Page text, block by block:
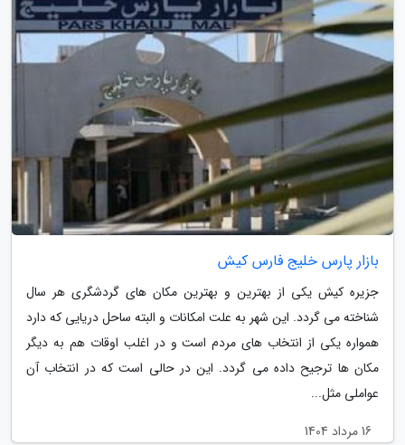
بازار پارس خلیج فارس کیش
جزیره کیش یکی از بهترین و بهترین مکان های گردشگری هر سال
شناخته می گردد. این شهر به علت امکانات و البته ساحل دریایی که دارد
همواره یکی از انتخاب های مردم است و در اغلب اوقات هم به دیگر
مکان ها ترجیح داده می گردد. این در حالی است که در انتخاب آن
عواملی مثل...
16 مرداد 1404